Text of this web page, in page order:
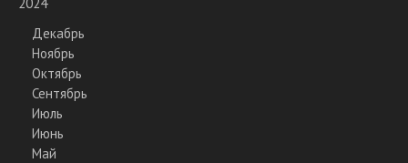
Декабрь
Ноябрь
Октябрь
Сентябрь
Июль
Июнь
Май